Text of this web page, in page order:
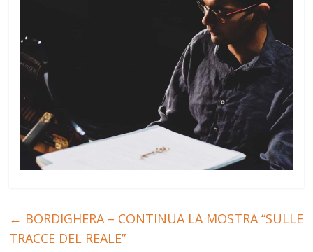
← BORDIGHERA – CONTINUA LA MOSTRA “SULLE
TRACCE DEL REALE”